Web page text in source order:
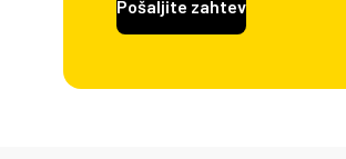
Pošaljite zahtev